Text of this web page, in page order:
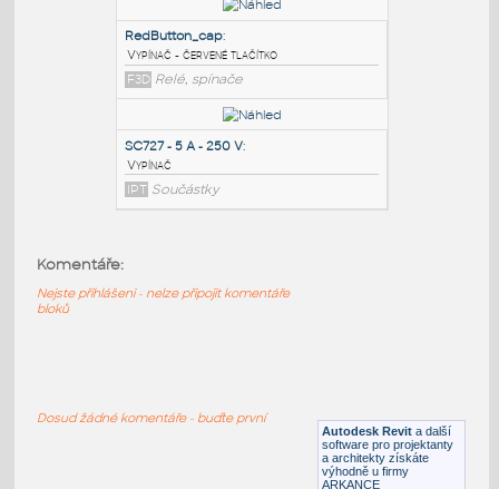
:
Starožitný vypínač
DWG Dekorace
Outlet_and_Switch
Zásuvka a vypínač, na zeď
RFA Instalace
Vypínač - červené tlačítko
Vypínač
Autodesk Revit a další
software pro projektanty
a architekty získáte
výhodně u firmy
ARKANCE
Komentáře:
Nejste přihlášeni - nelze připojit komentáře
bloků
Dosud žádné komentáře - buďte první